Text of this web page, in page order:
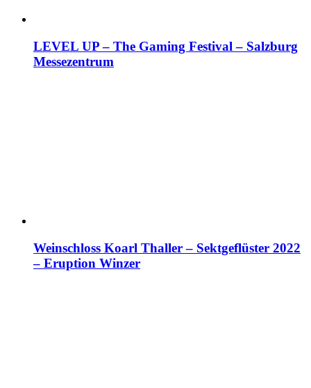
LEVEL UP – The Gaming Festival – Salzburg
Messezentrum
Weinschloss Koarl Thaller – Sektgeflüster 2022
– Eruption Winzer